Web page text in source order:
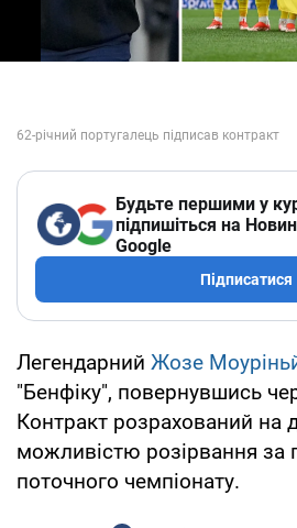
Будьте першими у
підпишіться на
Google
Підписатися
Легендарний Жозе
"Бенфіку", повернувшись
Контракт розрахований на
можливістю розірвання за
поточного чемпіонату.